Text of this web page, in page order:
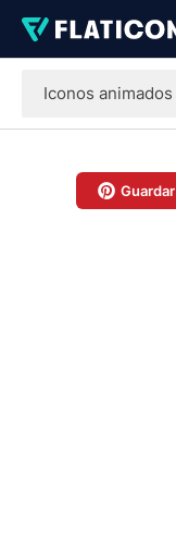
Iconos animados
Guardar